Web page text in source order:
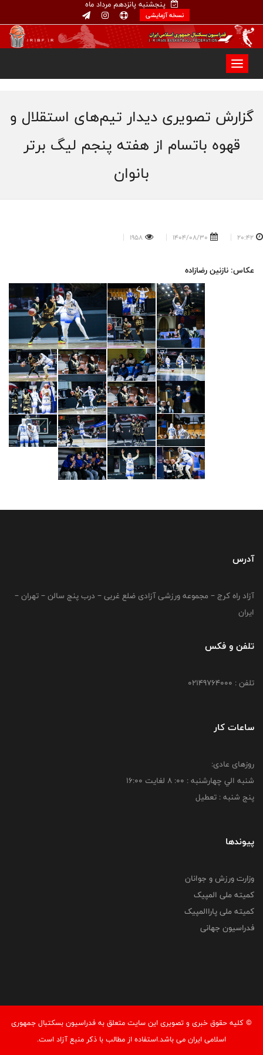
پنجشنبه پانزدهم مرداد ماه
نسخه آزمایشی
گزارش تصویری دیدار تیم‌های استقلال و
قهوه باتسام از هفته پنجم لیگ برتر
بانوان
20:42
1404/08/30
1958
عکاس: نازنین رضازاده
آدرس
آزاد راه کرج – مجموعه ورزشی آزادی ضلع غربی – درب پنج سالن – تهران –
ایران
تلفن و فکس
تلفن : 02149764000
ساعات کار
روزهای عادی:
شنبه الي چهارشنبه : 00: 8 لغايت 16:00
پنج شنبه : تعطیل
پیوندها
وزارت ورزش و جوانان
کمیته ملی المپیک
کمیته ملی پاراالمپیک
فدراسیون جهانی
© کليه حقوق خبری و تصويری اين سايت متعلق به فدراسیون بسکتبال جمهوری
اسلامی ایران می باشد.استفاده از مطالب با ذكر منبع آزاد است.